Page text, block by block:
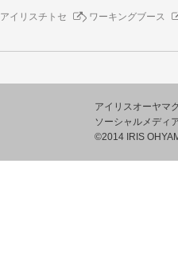
アイリスチトセ ワーキングブース
アイリスオーヤマ
ソーシャルメディ
©2014 IRIS